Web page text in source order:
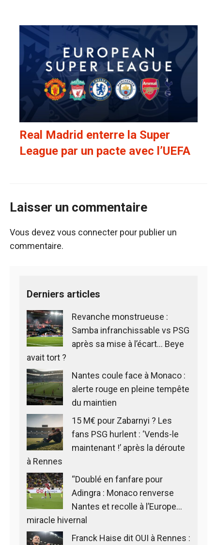
Real Madrid enterre la Super
League par un pacte avec l’UEFA
Laisser un commentaire
Vous devez vous connecter pour publier un
commentaire.
Derniers articles
Revanche monstrueuse :
Samba infranchissable vs PSG
après sa mise à l’écart… Beye
avait tort ?
Nantes coule face à Monaco :
alerte rouge en pleine tempête
du maintien
15 M€ pour Zabarnyi ? Les
fans PSG hurlent : ‘Vends-le
maintenant !’ après la déroute
à Rennes
“Doublé en fanfare pour
Adingra : Monaco renverse
Nantes et recolle à l’Europe…
miracle hivernal
Franck Haise dit OUI à Rennes :